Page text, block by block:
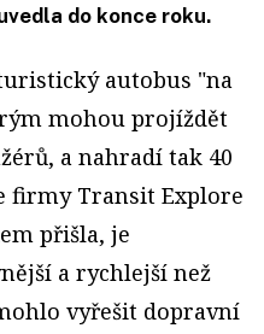
do konce roku.
autobus "na
mohou projíždět
a nahradí tak 40
firmy Transit Explore
přišla, je
a rychlejší než
vyřešit dopravní